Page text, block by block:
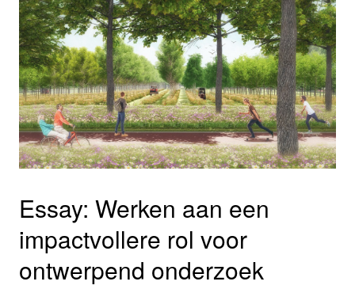
Essay: Werken aan een
impactvollere rol voor
ontwerpend onderzoek